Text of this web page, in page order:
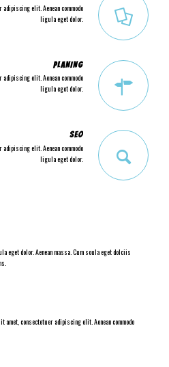
elit. Aenean commodo
ligula eget dolor.
PLANING
elit. Aenean commodo
ligula eget dolor.
SEO
elit. Aenean commodo
ligula eget dolor.
eget dolor. Aenean massa. Cum soula eget dolciis
amet, consectetuer adipiscing elit. Aenean commodo